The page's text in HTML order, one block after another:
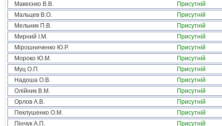
Макеєнко В.В.
Присутній
Мальцев В.О.
Присутній
Мельник П.В.
Присутній
Мирний І.М.
Присутній
Мірошниченко Ю.Р.
Присутній
Мороко Ю.М.
Присутній
Муц О.П.
Присутній
Надоша О.В.
Присутній
Олійник В.М.
Присутній
Орлов А.В.
Присутній
Пеклушенко О.М.
Присутній
Пінчук А.П.
Присутній